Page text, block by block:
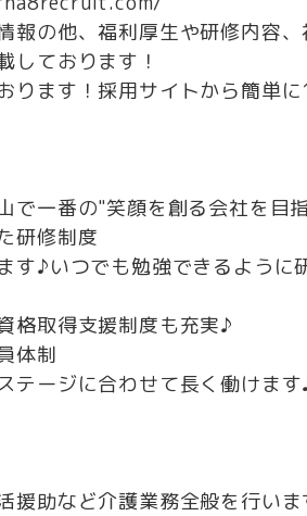
報の他、福利厚生や研修内容、
しております！
ります！採用サイトから簡単
で一番の"笑顔を創る会社を目
研修制度
す♪いつでも勉強できるように
格取得支援制度も充実♪
体制
テージに合わせて長く働けます
助など介護業務全般を行いま